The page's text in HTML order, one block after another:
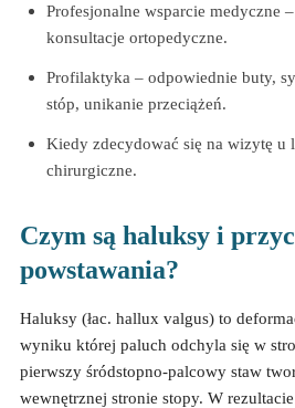
Profesjonalne wsparcie medyczne
konsultacje ortopedyczne.
Profilaktyka – odpowiednie buty,
stóp, unikanie przeciążeń.
Kiedy zdecydować się na wizytę u
chirurgiczne.
Czym są haluksy i
powstawania?
Haluksy (łac. hallux valgus) to
wyniku której paluch odchyla się w
pierwszy śródstopno-palcowy staw
wewnętrznej stronie stopy. W